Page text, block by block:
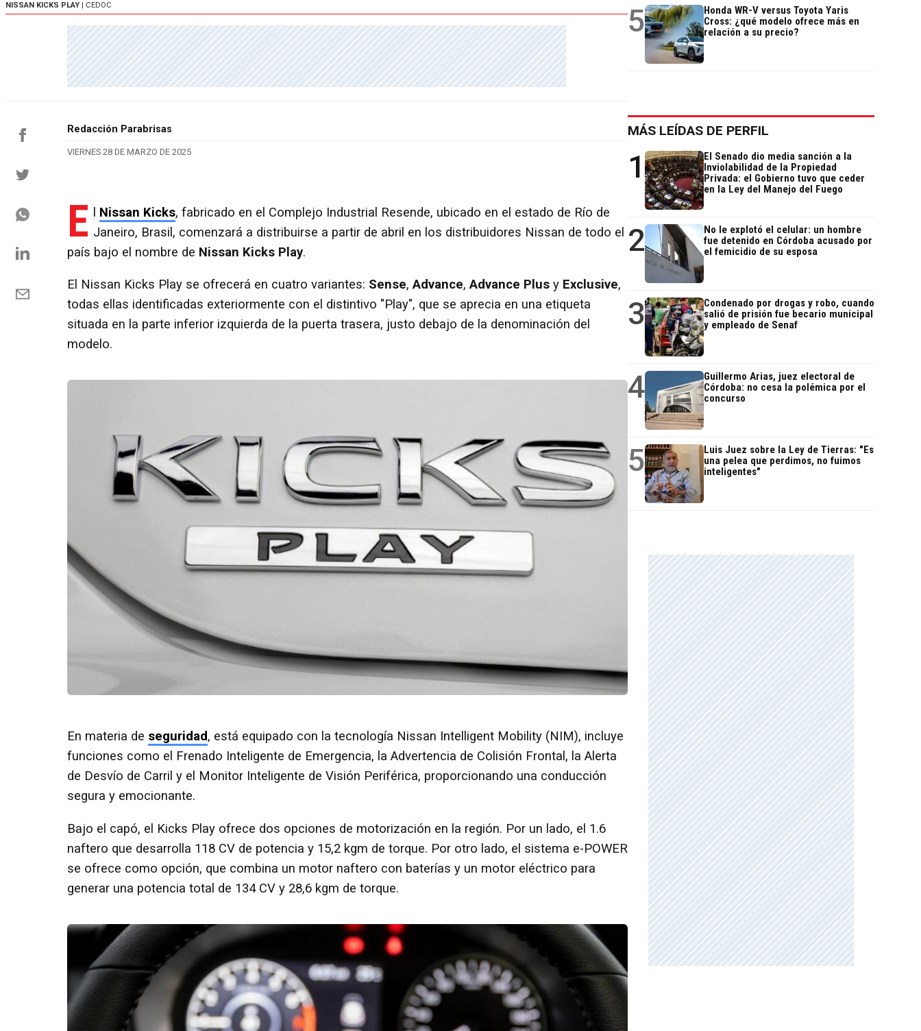
NISSAN KICKS PLAY | CEDOC
Redacción Parabrisas
VIERNES 28 DE MARZO DE 2025
E l Nissan Kicks, fabricado en el Complejo Industrial Resende, ubicado en el estado de Río de
Janeiro, Brasil, comenzará a distribuirse a partir de abril en los distribuidores Nissan de todo el
país bajo el nombre de Nissan Kicks Play.
El Nissan Kicks Play se ofrecerá en cuatro variantes: Sense,Advance,Advance Plus y Exclusive,
todas ellas identificadas exteriormente con el distintivo "Play", que se aprecia en una etiqueta
situada en la parte inferior izquierda de la puerta trasera, justo debajo de la denominación del
modelo.
En materia de seguridad, está equipado con la tecnología Nissan Intelligent Mobility (NIM), incluye
funciones como el Frenado Inteligente de Emergencia, la Advertencia de Colisión Frontal, la Alerta
de Desvío de Carril y el Monitor Inteligente de Visión Periférica, proporcionando una conducción
segura y emocionante.
Bajo el capó, el Kicks Play ofrece dos opciones de motorización en la región. Por un lado, el 1.6
naftero que desarrolla 118 CV de potencia y 15,2 kgm de torque. Por otro lado, el sistema e-POWER
se ofrece como opción, que combina un motor naftero con baterías y un motor eléctrico para
generar una potencia total de 134 CV y 28,6 kgm de torque.
5
Honda WR-V versus Toyota Yaris
Cross: ¿qué modelo ofrece más en
relación a su precio?
MÁS LEÍDAS DE PERFIL
1
El Senado dio media sanción a la
Inviolabilidad de la Propiedad
Privada: el Gobierno tuvo que ceder
en la Ley del Manejo del Fuego
2
No le explotó el celular: un hombre
fue detenido en Córdoba acusado por
el femicidio de su esposa
3
Condenado por drogas y robo, cuando
salió de prisión fue becario municipal
y empleado de Senaf
4
Guillermo Arias, juez electoral de
Córdoba: no cesa la polémica por el
concurso
5
Luis Juez sobre la Ley de Tierras: "Es
una pelea que perdimos, no fuimos
inteligentes"